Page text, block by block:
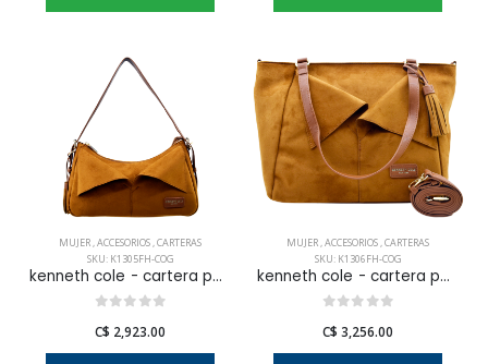
MUJER,ACCESORIOS,CARTERAS
SKU: K1305FH-COG
kenneth cole - cartera para mujer
C$ 2,923.00
MUJER,ACCESORIOS,CARTERAS
SKU: K1306FH-COG
kenneth cole - cartera para mujer
C$ 3,256.00